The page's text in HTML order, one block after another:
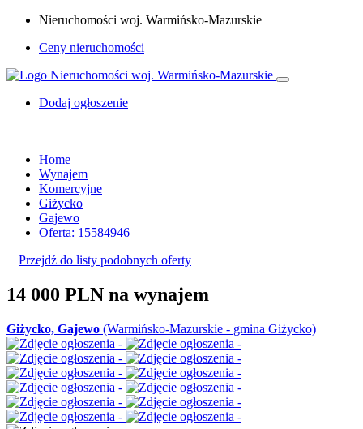
Nieruchomości woj. Warmińsko-Mazurskie
Ceny nieruchomości
Dodaj ogłoszenie
Home
Wynajem
Komercyjne
Giżycko
Gajewo
Oferta: 15584946
Przejdź do listy podobnych oferty
14 000 PLN na wynajem
Giżycko, Gajewo (Warmińsko-Mazurskie - gmina Giżycko)